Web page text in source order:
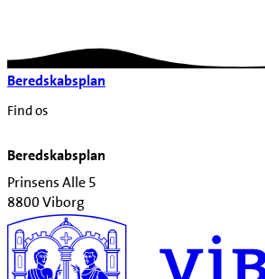
Beredskabsplan
Find os
Beredskabsplan
Prinsens Alle 5
8800 Viborg